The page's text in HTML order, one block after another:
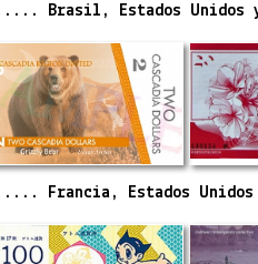
Brasil, Estados Unidos
Francia, Estados Unidos